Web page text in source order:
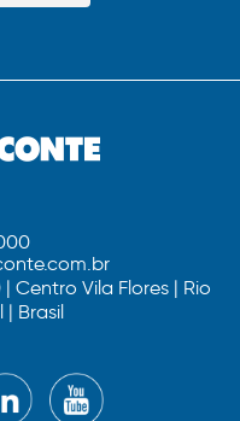
Centro Vila Flores | Rio
| Brasil